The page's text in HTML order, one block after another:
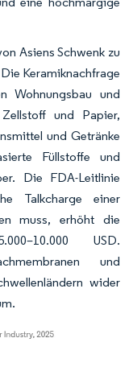
Asiens Schwenk zu
Keramiknachfrage
Wohnungsbau und
und Papier,
und Getränke
Füllstoffe und
Die FDA-Leitlinie
Talkcharge einer
muss, erhöht die
USD.
und
wider